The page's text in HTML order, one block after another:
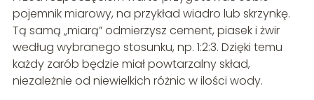
pojemnik miarowy, na przykład wiadro lub skrzynkę.
Tą samą „miarą” odmierzysz cement, piasek i żwir
według wybranego stosunku, np. 1:2:3. Dzięki temu
każdy zarób będzie miał powtarzalny skład,
niezależnie od niewielkich różnic w ilości wody.